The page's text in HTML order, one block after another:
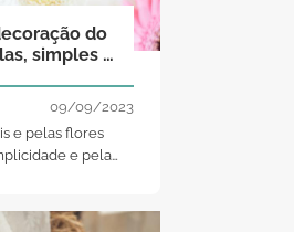
do
simples e
09/09/2023
e pelas flores
e pela
nosso país e